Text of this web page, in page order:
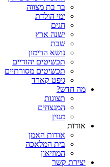
בר בת מצווה
ימי הולדת
חגים
ישנה ארץ
שבת
נושא הרימון
תכשיטים יהודיים
תכשיטים מסורתיים
גיפט קארד
מה חדש?
תצוגות
המנצחים
מגזין
אודות
אודות האמן
בית המלאכה
המוזיאון
יצירת קשר